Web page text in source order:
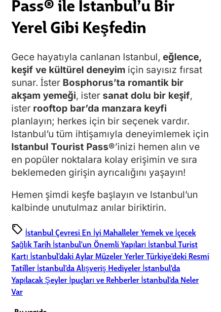
Pass® ile Istanbul’u Bir
Yerel Gibi Keşfedin
Gece hayatıyla canlanan Istanbul, eğlence,
keşif ve kültürel deneyim için sayısız fırsat
sunar. İster Bosphorus’ta romantik bir
akşam yemeği, ister sanat dolu bir keşif,
ister rooftop bar’da manzara keyfi
planlayın; herkes için bir seçenek vardır.
Istanbul’u tüm ihtişamıyla deneyimlemek için
Istanbul Tourist Pass®’inizi hemen alın ve
en popüler noktalara kolay erişimin ve sıra
beklemeden girişin ayrıcalığını yaşayın!
Hemen şimdi keşfe başlayın ve Istanbul’un
kalbinde unutulmaz anılar biriktirin.
sell İstanbul Çevresi En İyi MahallelerYemek ve İçecek
SağlıkTarih İstanbul'un Önemli Yapıları İstanbul Turist
Kartı İstanbul'daki Aylar MüzelerYerlerTürkiye'deki Resmi
Tatiller İstanbul'da Alışveriş Hediyeler İstanbul'da
Yapılacak Şeyler İpuçları ve Rehberler İstanbul'da Neler
Var